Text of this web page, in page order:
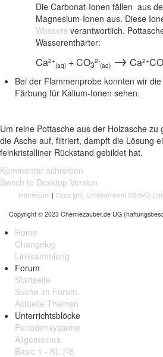
Die Carbonat-Ionen fällen aus
Magnesium-Ionen aus. Diese
Wassers verantwortlich.
Wasserenthärter:
Ca2+
(aq) + CO32-
(aq) → Ca2+CO
Bei der Flammenprobe konnten wir
Färbung für Kalium-Ionen sehen.
Um reine Pottasche aus der Holzasche zu
die Asche auf, filtriert, dampft die Lösung
feinkristalliner Rückstand gebildet hat.
Kommentar schreiben
Switch to Desktop Version
Impressum | Copyright, Urheberrecht| DSGVO-
Copyright © 2023 Chemiezauber.de UG
Home
Changelog
Linksammlung
Forum
Startseite
Suche im Forum
Aktuelle Themen
Unterrichtsblöcke
Periodensysteme
Allgemeines
Basic 1 - Kl. 7/8